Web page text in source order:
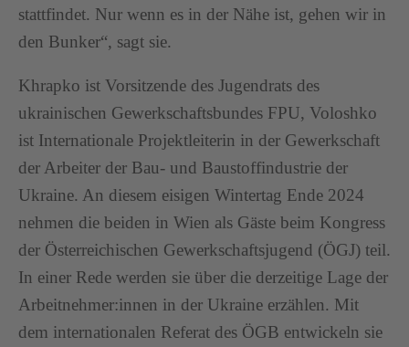
stattfindet. Nur wenn es in der Nähe ist, gehen wir in
den Bunker“, sagt sie.
Khrapko ist Vorsitzende des Jugendrats des
ukrainischen Gewerkschaftsbundes FPU, Voloshko
ist Internationale Projektleiterin in der Gewerkschaft
der Arbeiter der Bau- und Baustoffindustrie der
Ukraine. An diesem eisigen Wintertag Ende 2024
nehmen die beiden in Wien als Gäste beim Kongress
der Österreichischen Gewerkschaftsjugend (ÖGJ) teil.
In einer Rede werden sie über die derzeitige Lage der
Arbeitnehmer:innen in der Ukraine erzählen. Mit
dem internationalen Referat des ÖGB entwickeln sie